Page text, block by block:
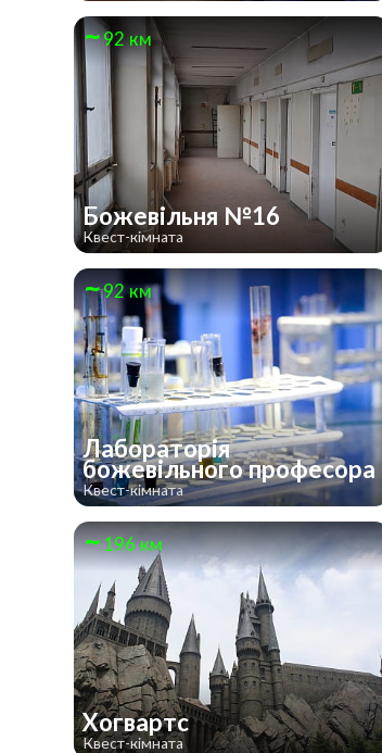
92 км
Божевільня №16
Квест-кімната
92 км
Лабораторія
божевільного професора
Квест-кімната
196 км
Хогвартс
Квест-кімната